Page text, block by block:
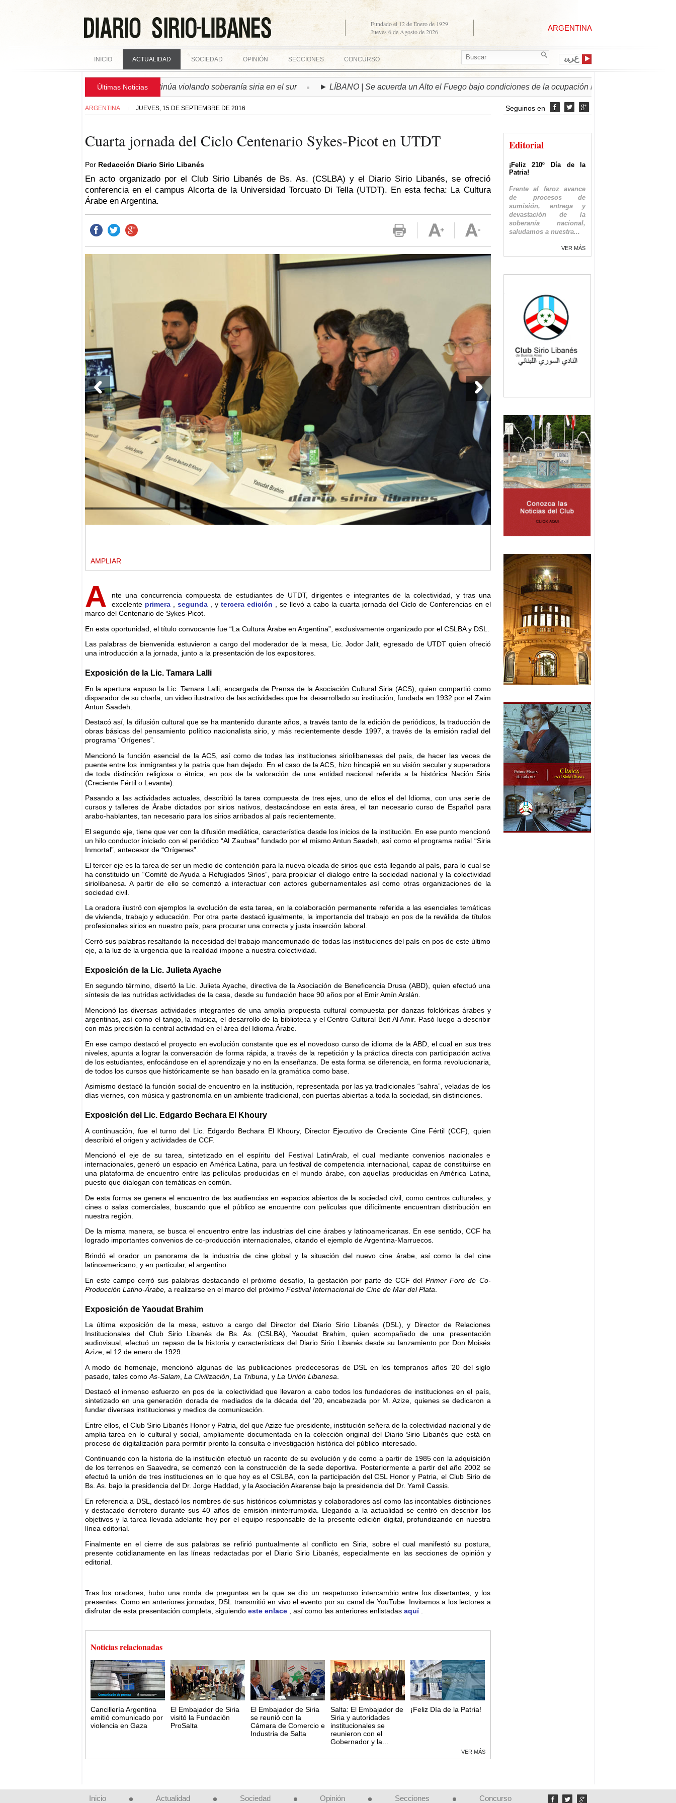
Fundado el 12 de Enero de 1929
Jueves 6 de Agosto de 2026
ARGENTINA
ﻉﺮﺒﻳ INICIO ACTUALIDAD SOCIEDAD OPINIÓN SECCIONES CONCURSO
Últimas Noticias
► SIRIA | Régimen israelí continúa violando soberanía siria en el sur ► LÍBANO | Se acuerda un Alto el Fuego bajo condiciones de la ocupación israelí
ARGENTINA JUEVES, 15 DE SEPTIEMBRE DE 2016
Cuarta jornada del Ciclo Centenario Sykes-Picot en UTDT
Por Redacción Diario Sirio Libanés
En acto organizado por el Club Sirio Libanés de Bs. As. (CSLBA) y el Diario Sirio Libanés, se ofreció
conferencia en el campus Alcorta de la Universidad Torcuato Di Tella (UTDT). En esta fecha: La Cultura
Árabe en Argentina.
AMPLIAR
A
nte una concurrencia compuesta de estudiantes de UTDT, dirigentes e integrantes de la colectividad, y tras una
excelente primera, segunda, y tercera edición , se llevó a cabo la cuarta jornada del Ciclo de Conferencias en el
marco del Centenario de Sykes-Picot.
En esta oportunidad, el título convocante fue “La Cultura Árabe en Argentina”, exclusivamente organizado por el CSLBA y DSL.
Las palabras de bienvenida estuvieron a cargo del moderador de la mesa, Lic. Jodor Jalit, egresado de UTDT quien ofreció
una introducción a la jornada, junto a la presentación de los expositores.
Exposición de la Lic. Tamara Lalli
En la apertura expuso la Lic. Tamara Lalli, encargada de Prensa de la Asociación Cultural Siria (ACS), quien compartió como
disparador de su charla, un video ilustrativo de las actividades que ha desarrollado su institución, fundada en 1932 por el Zaim
Antun Saadeh.
Destacó así, la difusión cultural que se ha mantenido durante años, a través tanto de la edición de periódicos, la traducción de
obras básicas del pensamiento político nacionalista sirio, y más recientemente desde 1997, a través de la emisión radial del
programa “Orígenes”.
Mencionó la función esencial de la ACS, así como de todas las instituciones siriolibanesas del país, de hacer las veces de
puente entre los inmigrantes y la patria que han dejado. En el caso de la ACS, hizo hincapié en su visión secular y superadora
de toda distinción religiosa o étnica, en pos de la valoración de una entidad nacional referida a la histórica Nación Siria
(Creciente Fértil o Levante).
Pasando a las actividades actuales, describió la tarea compuesta de tres ejes, uno de ellos el del Idioma, con una serie de
cursos y talleres de Árabe dictados por sirios nativos, destacándose en esta área, el tan necesario curso de Español para
arabo-hablantes, tan necesario para los sirios arribados al país recientemente.
El segundo eje, tiene que ver con la difusión mediática, característica desde los inicios de la institución. En ese punto mencionó
un hilo conductor iniciado con el periódico “Al Zaubaa” fundado por el mismo Antun Saadeh, así como el programa radial “Siria
Inmortal”, antecesor de “Orígenes”.
El tercer eje es la tarea de ser un medio de contención para la nueva oleada de sirios que está llegando al país, para lo cual se
ha constituido un “Comité de Ayuda a Refugiados Sirios”, para propiciar el dialogo entre la sociedad nacional y la colectividad
siriolibanesa. A partir de ello se comenzó a interactuar con actores gubernamentales así como otras organizaciones de la
sociedad civil.
La oradora ilustró con ejemplos la evolución de esta tarea, en la colaboración permanente referida a las esenciales temáticas
de vivienda, trabajo y educación. Por otra parte destacó igualmente, la importancia del trabajo en pos de la reválida de títulos
profesionales sirios en nuestro país, para procurar una correcta y justa inserción laboral.
Cerró sus palabras resaltando la necesidad del trabajo mancomunado de todas las instituciones del país en pos de este último
eje, a la luz de la urgencia que la realidad impone a nuestra colectividad.
Exposición de la Lic. Julieta Ayache
En segundo término, disertó la Lic. Julieta Ayache, directiva de la Asociación de Beneficencia Drusa (ABD), quien efectuó una
síntesis de las nutridas actividades de la casa, desde su fundación hace 90 años por el Emir Amín Arslán.
Mencionó las diversas actividades integrantes de una amplia propuesta cultural compuesta por danzas folclóricas árabes y
argentinas, así como el tango, la música, el desarrollo de la biblioteca y el Centro Cultural Beit Al Amir. Pasó luego a describir
con más precisión la central actividad en el área del Idioma Árabe.
En ese campo destacó el proyecto en evolución constante que es el novedoso curso de idioma de la ABD, el cual en sus tres
niveles, apunta a lograr la conversación de forma rápida, a través de la repetición y la práctica directa con participación activa
de los estudiantes, enfocándose en el aprendizaje y no en la enseñanza. De esta forma se diferencia, en forma revolucionaria,
de todos los cursos que históricamente se han basado en la gramática como base.
Asimismo destacó la función social de encuentro en la institución, representada por las ya tradicionales “sahra”, veladas de los
días viernes, con música y gastronomía en un ambiente tradicional, con puertas abiertas a toda la sociedad, sin distinciones.
Exposición del Lic. Edgardo Bechara El Khoury
A continuación, fue el turno del Lic. Edgardo Bechara El Khoury, Director Ejecutivo de Creciente Cine Fértil (CCF), quien
describió el origen y actividades de CCF.
Mencionó el eje de su tarea, sintetizado en el espíritu del Festival LatinArab, el cual mediante convenios nacionales e
internacionales, generó un espacio en América Latina, para un festival de competencia internacional, capaz de constituirse en
una plataforma de encuentro entre las películas producidas en el mundo árabe, con aquellas producidas en América Latina,
puesto que dialogan con temáticas en común.
De esta forma se genera el encuentro de las audiencias en espacios abiertos de la sociedad civil, como centros culturales, y
cines o salas comerciales, buscando que el público se encuentre con películas que difícilmente encuentran distribución en
nuestra región.
De la misma manera, se busca el encuentro entre las industrias del cine árabes y latinoamericanas. En ese sentido, CCF ha
logrado importantes convenios de co-producción internacionales, citando el ejemplo de Argentina-Marruecos.
Brindó el orador un panorama de la industria de cine global y la situación del nuevo cine árabe, así como la del cine
latinoamericano, y en particular, el argentino.
En este campo cerró sus palabras destacando el próximo desafío, la gestación por parte de CCF delPrimer Foro de Co-
Producción Latino-Árabe, a realizarse en el marco del próximo Festival Internacional de Cine de Mar del Plata
Exposición de Yaoudat Brahim
La última exposición de la mesa, estuvo a cargo del Director del Diario Sirio Libanés (DSL), y Director de Relaciones
Institucionales del Club Sirio Libanés de Bs. As. (CSLBA), Yaoudat Brahim, quien acompañado de una presentación
audiovisual, efectuó un repaso de la historia y características del Diario Sirio Libanés desde su lanzamiento por Don Moisés
Azize, el 12 de enero de 1929.
A modo de homenaje, mencionó algunas de las publicaciones predecesoras de DSL en los tempranos años ’20 del siglo
pasado, tales como As-Salam La Civilización, La Tribuna , y La Unión Libanesa
Destacó el inmenso esfuerzo en pos de la colectividad que llevaron a cabo todos los fundadores de instituciones en el país,
sintetizado en una generación dorada de mediados de la década del ’20, encabezada por M. Azize, quienes se dedicaron a
fundar diversas instituciones y medios de comunicación.
Entre ellos, el Club Sirio Libanés Honor y Patria, del que Azize fue presidente, institución señera de la colectividad nacional y de
amplia tarea en lo cultural y social, ampliamente documentada en la colección original del Diario Sirio Libanés que está en
proceso de digitalización para permitir pronto la consulta e investigación histórica del público interesado.
Continuando con la historia de la institución efectuó un raconto de su evolución y de como a partir de 1985 con la adquisición
de los terrenos en Saavedra, se comenzó con la construcción de la sede deportiva. Posteriormente a partir del año 2002 se
efectuó la unión de tres instituciones en lo que hoy es el CSLBA, con la participación del CSL Honor y Patria, el Club Sirio de
Bs. As. bajo la presidencia del Dr. Jorge Haddad, y la Asociación Akarense bajo la presidencia del Dr. Yamil Cassis.
En referencia a DSL, destacó los nombres de sus históricos columnistas y colaboradores así como las incontables distinciones
y destacado derrotero durante sus 40 años de emisión ininterrumpida. Llegando a la actualidad se centró en describir los
objetivos y la tarea llevada adelante hoy por el equipo responsable de la presente edición digital, profundizando en nuestra
línea editorial.
Finalmente en el cierre de sus palabras se refirió puntualmente al conflicto en Siria, sobre el cual manifestó su postura,
presente cotidianamente en las líneas redactadas por el Diario Sirio Libanés, especialmente en las secciones de opinión y
editorial.
Tras los oradores, hubo una ronda de preguntas en la que se dio un respetuoso intercambio entre los disertantes, y los
presentes. Como en anteriores jornadas, DSL transmitió en vivo el evento por su canal de YouTube. Invitamos a los lectores a
disfrutar de esta presentación completa, siguiendo este enlace, así como las anteriores enlistadas aquí.
Noticias relacionadas
Cancillería Argentina
emitió comunicado por
violencia en Gaza
El Embajador de Siria
visitó la Fundación
ProSalta
El Embajador de Siria
se reunió con la
Cámara de Comercio e
Industria de Salta
Salta: El Embajador de
Siria y autoridades
institucionales se
reunieron con el
Gobernador y la...
¡Feliz Día de la Patria!
VER MÁS
Seguinos en   
Editorial
¡Feliz 210º Día de la
Patria!
Frente al feroz avance
de procesos de
sumisión, entrega y
devastación de la
soberanía nacional,
saludamos a nuestra...
VER MÁS
  
Inicio Actualidad Sociedad Opinión Secciones Concurso